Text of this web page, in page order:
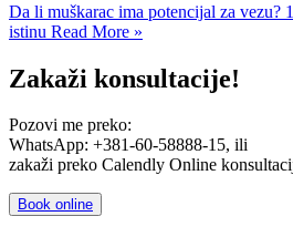
Da li muškarac ima potencijal za vezu?
istinu Read More »
Zakaži konsultacije!
Pozovi me preko:
WhatsApp: +381-60-58888-15, ili
zakaži preko Calendly Online
Book online